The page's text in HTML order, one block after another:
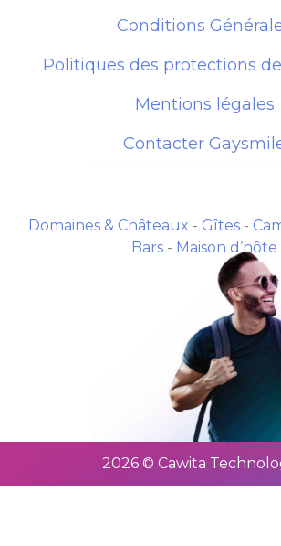
Conditions
Politiques des protections
Mentions légales
Contacter
Domaines & Châteaux - Gîtes-
Bars - Maison d’hôte
2026 © Cawita